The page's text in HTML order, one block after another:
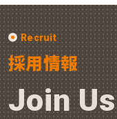
Recruit
採用情報
Join Us